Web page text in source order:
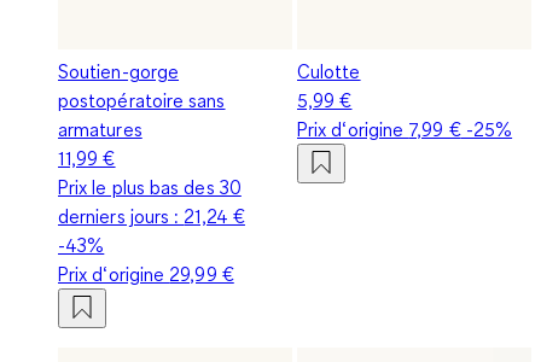
Soutien-gorge
postopératoire sans
armatures
11,99 €
Prix le plus bas des 30
derniers jours : 21,24 €
-43%
Prix d‘origine 29,99 €
Culotte
5,99 €
Prix d‘origine 7,99 €-25%